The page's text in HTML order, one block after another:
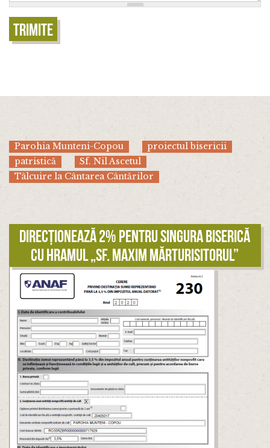
Trimite
Parohia Munteni-Copou
proiectul bisericii
patristică
Sf. Nil Ascetul
Tâlcuire la Cântarea Cântărilor
Direcționează 2% pentru singura biserică
cu hramul „Sf. Maxim Mărturisitorul”